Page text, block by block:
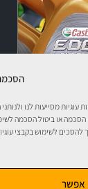
עוגיות מסייעות לנו
או ביטול הסכמה
לשימוש בקבצי
אפשר